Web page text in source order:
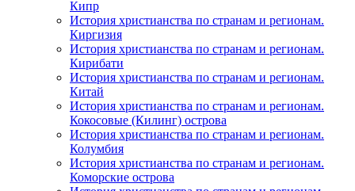
Кипр
История христианства по странам и регионам.
Киргизия
История христианства по странам и регионам.
Кирибати
История христианства по странам и регионам.
Китай
История христианства по странам и регионам.
Кокосовые (Килинг) острова
История христианства по странам и регионам.
Колумбия
История христианства по странам и регионам.
Коморские острова